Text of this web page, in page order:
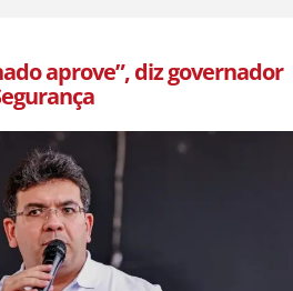
aprove”, diz governador